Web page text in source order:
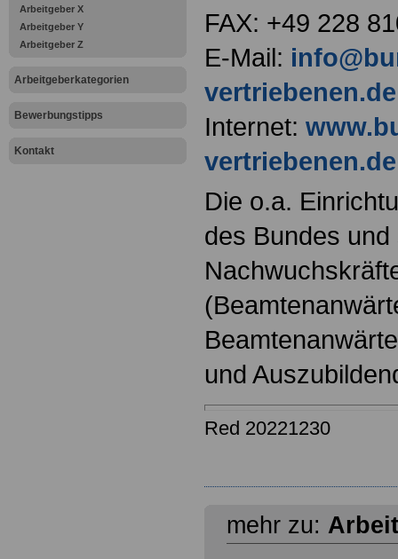
Arbeitgeber X
Arbeitgeber Y
Arbeitgeber Z
Arbeitgeberkategorien
Bewerbungstipps
Kontakt
FAX: +49 228
E-Mail:
vertriebenen.de
Internet:
vertriebenen.de
Die o.a.
des Bundes und
und
Red 20221230
mehr zu: